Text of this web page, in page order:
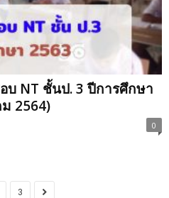
บ NT ชั้นป. 3 ปีการศึกษา
2564)
0
3